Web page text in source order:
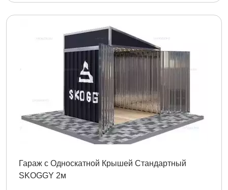
Гараж с Односкатной Крышей Стандартный
SKOGGY 2м